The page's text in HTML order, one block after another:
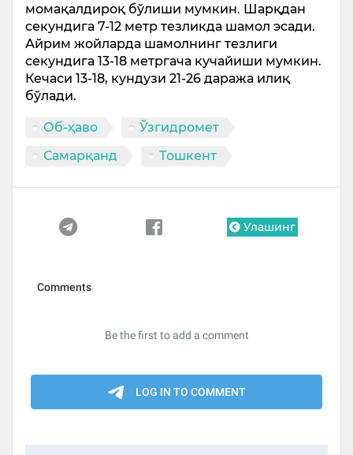
момақалдироқ бўлиши мумкин. Шарқдан
секундига 7-12 метр тезликда шамол эсади.
Айрим жойларда шамолнинг тезлиги
секундига 13-18 метргача кучайиши мумкин.
Кечаси 13-18, кундузи 21-26 даража илиқ
бўлади.
Об-ҳаво
Ўзгидромет
Самарқанд
Тошкент
Улашинг